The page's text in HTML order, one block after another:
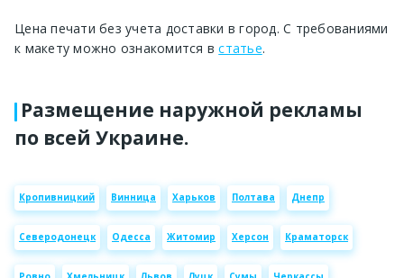
Цена печати без учета доставки в город. С требованиями
к макету можно ознакомится встатье.
Размещение наружной рекламы
по всей Украине.
Кропивницкий Винница Харьков Полтава Днепр
Северодонецк Одесса Житомир Херсон Краматорск